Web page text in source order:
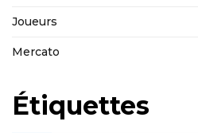
Joueurs
Mercato
Étiquettes